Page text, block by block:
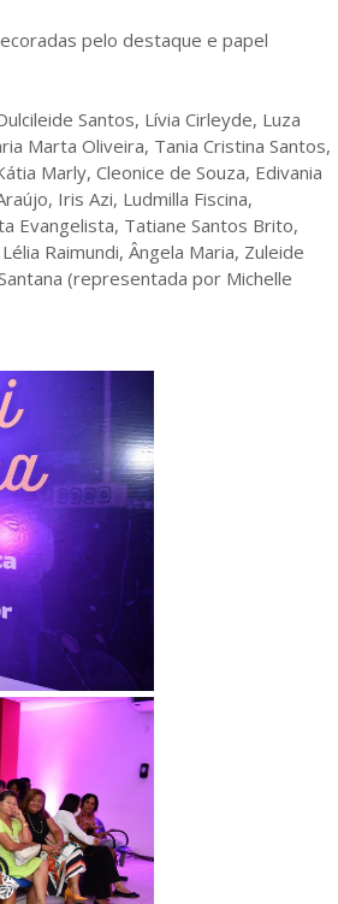
pelo destaque e papel
Santos, Lívia Cirleyde, Luza
Marta Oliveira, Tania Cristina Santos,
Marly, Cleonice de Souza, Edivania
Iris Azi, Ludmilla Fiscina,
Evangelista, Tatiane Santos Brito,
Raimundi, Ângela Maria, Zuleide
(representada por Michelle